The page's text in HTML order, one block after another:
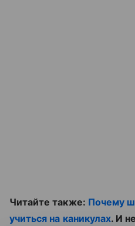
Читайте также: Почему
учиться на каникулах. И